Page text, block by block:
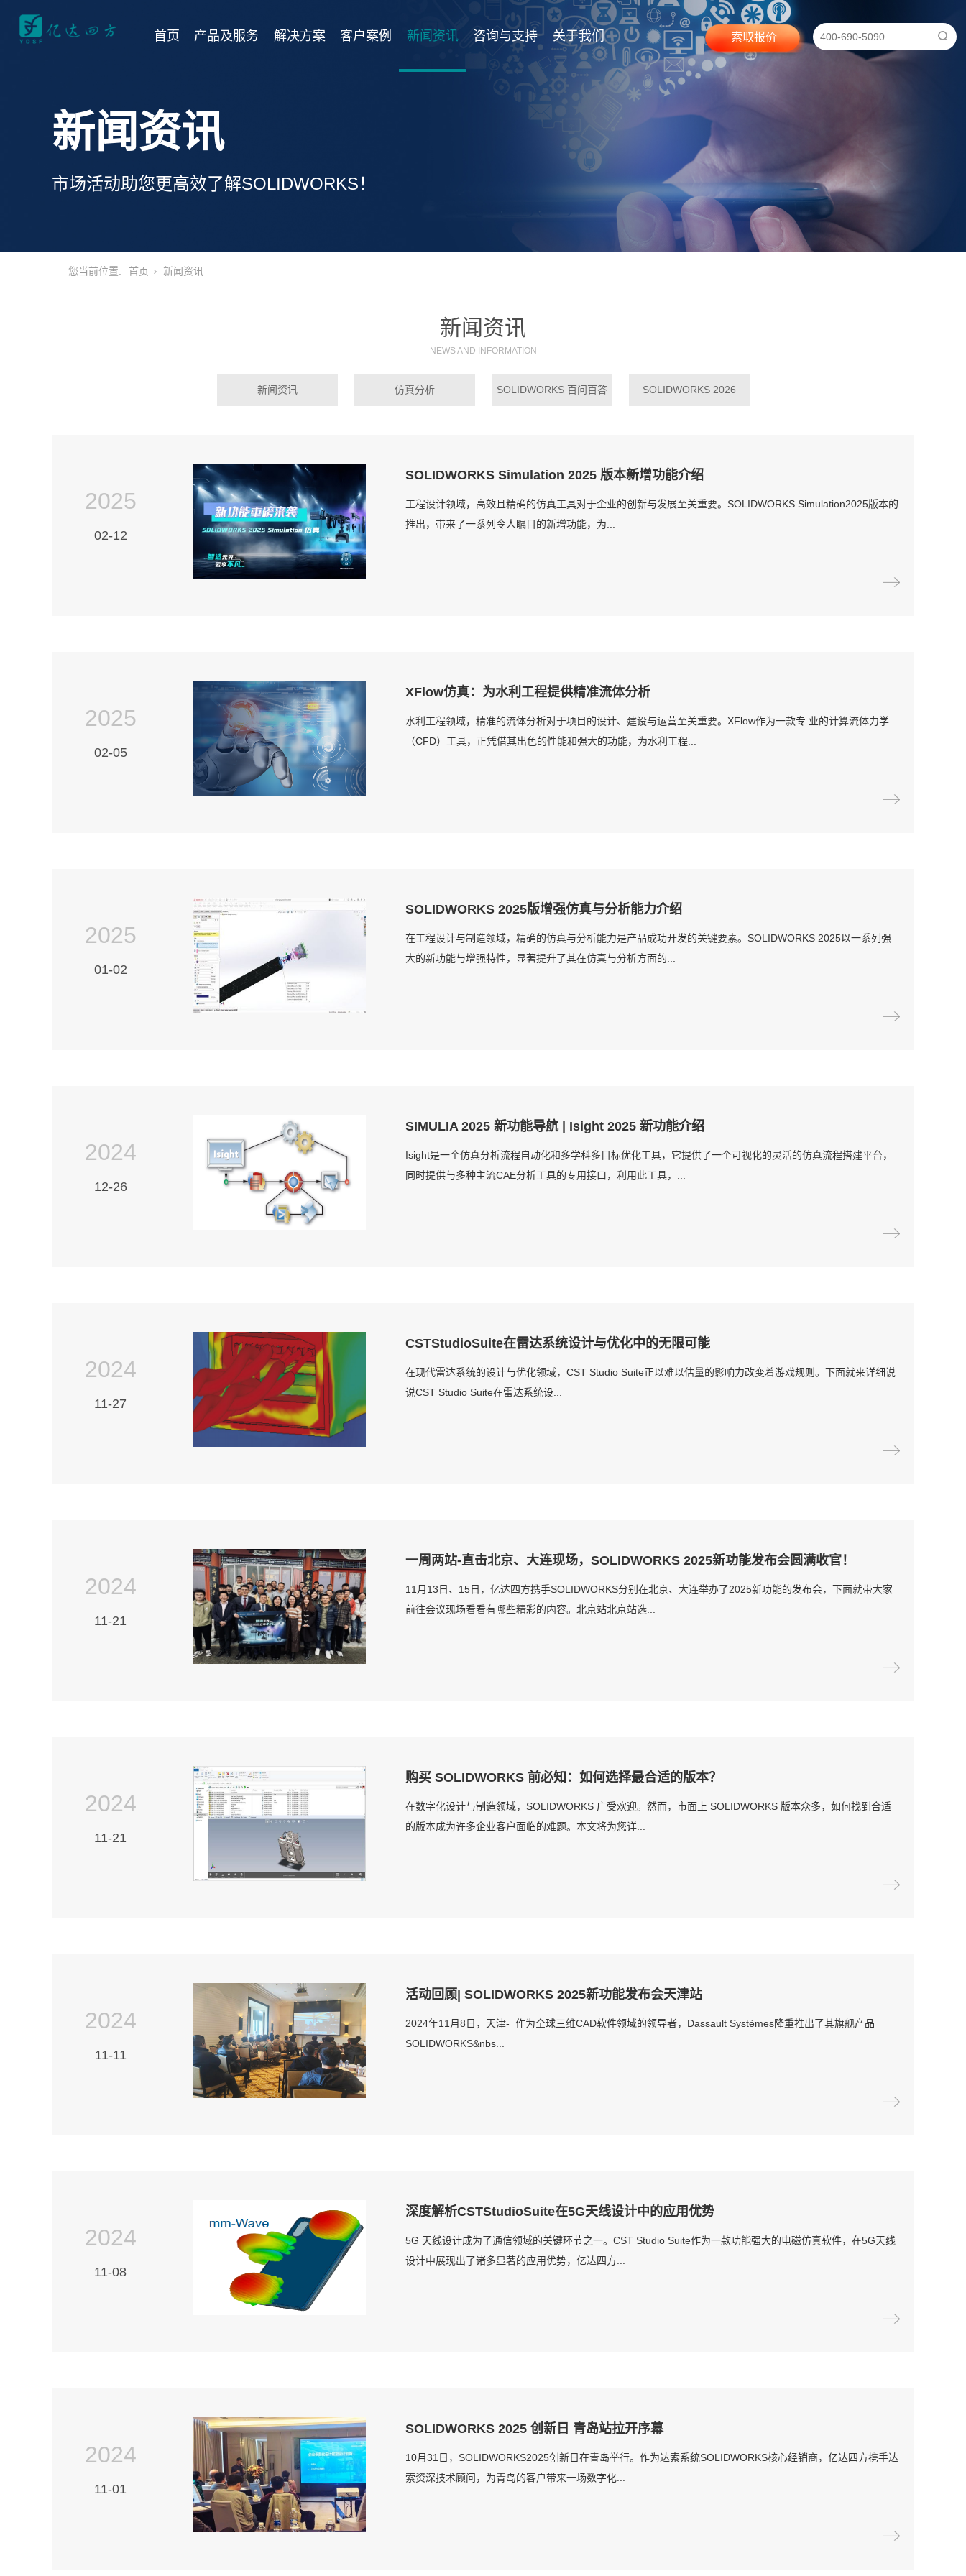
首页 产品及服务 解决方案 客户案例 新闻资讯 咨询与支持 关于我们
新闻资讯
市场活动助您更高效了解SOLIDWORKS！
您当前位置: 首页 新闻资讯
新闻资讯
NEWS AND INFORMATION
新闻资讯 仿真分析 SOLIDWORKS 百问百答 SOLIDWORKS 2026
2025
02-12
SOLIDWORKS Simulation 2025 版本新增功能介绍
工程设计领域，高效且精确的仿真工具对于企业的创新与发展至关重要。SOLIDWORKS Simulation2025版本的
推出，带来了一系列令人瞩目的新增功能，为...
2025
02-05
XFlow仿真：为水利工程提供精准流体分析
水利工程领域，精准的流体分析对于项目的设计、建设与运营至关重要。XFlow作为一款专 业的计算流体力学
（CFD）工具，正凭借其出色的性能和强大的功能，为水利工程...
2025
01-02
SOLIDWORKS 2025版增强仿真与分析能力介绍
在工程设计与制造领域，精确的仿真与分析能力是产品成功开发的关键要素。SOLIDWORKS 2025以一系列强
大的新功能与增强特性，显著提升了其在仿真与分析方面的...
2024
12-26
SIMULIA 2025 新功能导航 | Isight 2025 新功能介绍
Isight是一个仿真分析流程自动化和多学科多目标优化工具，它提供了一个可视化的灵活的仿真流程搭建平台，
同时提供与多种主流CAE分析工具的专用接口，利用此工具，...
2024
11-27
CSTStudioSuite在雷达系统设计与优化中的无限可能
在现代雷达系统的设计与优化领域，CST Studio Suite正以难以估量的影响力改变着游戏规则。下面就来详细说
说CST Studio Suite在雷达系统设...
2024
11-21
一周两站-直击北京、大连现场，SOLIDWORKS 2025新功能发布会圆满收官！
11月13日、15日，亿达四方携手SOLIDWORKS分别在北京、大连举办了2025新功能的发布会，下面就带大家
前往会议现场看看有哪些精彩的内容。北京站北京站选...
2024
11-21
购买 SOLIDWORKS 前必知：如何选择最合适的版本？
在数字化设计与制造领域，SOLIDWORKS 广受欢迎。然而，市面上 SOLIDWORKS 版本众多，如何找到合适
的版本成为许多企业客户面临的难题。本文将为您详...
2024
11-11
活动回顾| SOLIDWORKS 2025新功能发布会天津站
2024年11月8日，天津- 作为全球三维CAD软件领域的领导者，Dassault Systèmes隆重推出了其旗舰产品
SOLIDWORKS&nbs...
2024
11-08
深度解析CSTStudioSuite在5G天线设计中的应用优势
5G 天线设计成为了通信领域的关键环节之一。CST Studio Suite作为一款功能强大的电磁仿真软件，在5G天线
设计中展现出了诸多显著的应用优势，亿达四方...
2024
11-01
SOLIDWORKS 2025 创新日 青岛站拉开序幕
10月31日，SOLIDWORKS2025创新日在青岛举行。作为达索系统SOLIDWORKS核心经销商，亿达四方携手达
索资深技术顾问，为青岛的客户带来一场数字化...